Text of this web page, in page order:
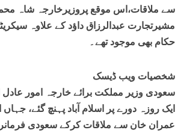
سے ملاقات،اس موقع پروزیرخارجہ شاہ
مشیرتجارت عبدالرزاق داؤد کے علاوہ
حکام بھی موجود تھے۔
شخصیات ویب ڈیسک
سعودی وزیر مملکت برائے خارجہ امور عادل
ایک روزہ دورے پر اسلام آباد پہنچ گئے،
عمران خان سے ملاقات کرکے سعودی